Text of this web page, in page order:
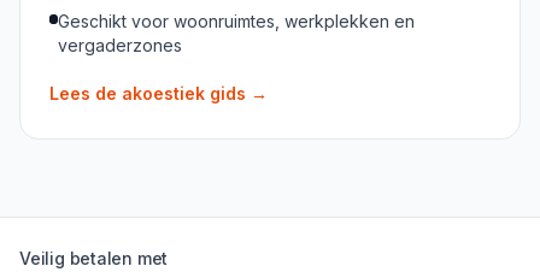
Geschikt voor woonruimtes, werkplekken en
vergaderzones
Lees de akoestiek gids →
Veilig betalen met